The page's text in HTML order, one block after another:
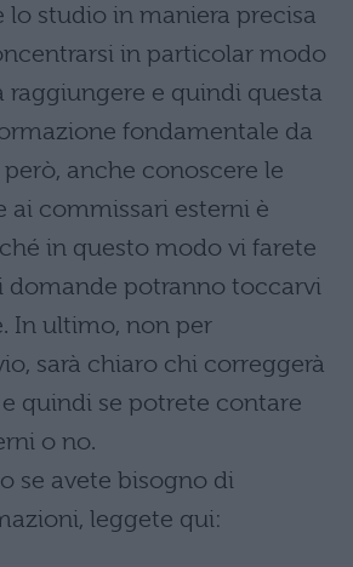
lo studio in maniera precisa
in particolar modo
raggiungere e quindi questa
fondamentale da
però, anche conoscere le
ai commissari esterni è
in questo modo vi farete
domande potranno toccarvi
In ultimo, non per
sarà chiaro chi correggerà
quindi se potrete contare
o no.
se avete bisogno di
leggete qui: